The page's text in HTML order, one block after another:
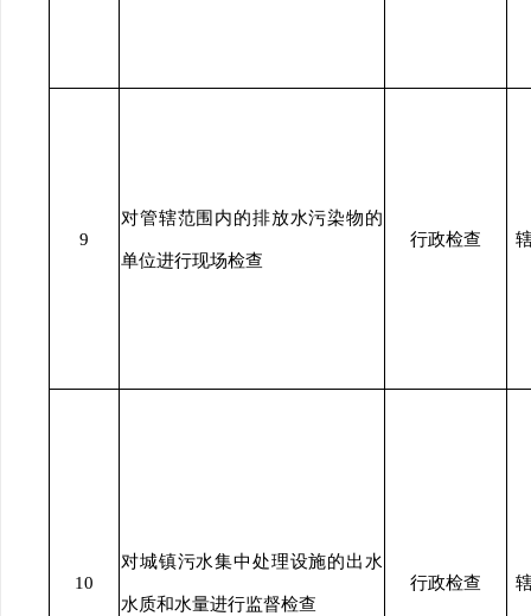
9
对管辖范围内的排放水污染物的
单位进行现场检查
行政检查
10
对城镇污水集中处理设施的出水
水质和水量进行监督检查
行政检查